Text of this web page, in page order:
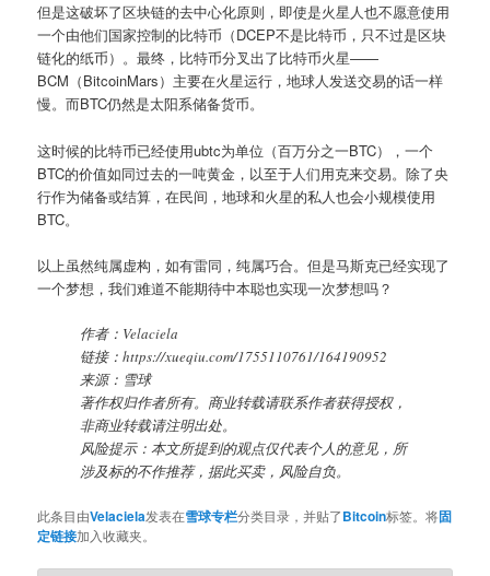
但是这破坏了区块链的去中心化原则，即使是火星人也不愿意使用
一个由他们国家控制的比特币（DCEP不是比特币，只不过是区块
链化的纸币）。最终，比特币分叉出了比特币火星——
BCM（BitcoinMars）主要在火星运行，地球人发送交易的话一样
慢。而BTC仍然是太阳系储备货币。
这时候的比特币已经使用ubtc为单位（百万分之一BTC），一个
BTC的价值如同过去的一吨黄金，以至于人们用克来交易。除了央
行作为储备或结算，在民间，地球和火星的私人也会小规模使用
BTC。
以上虽然纯属虚构，如有雷同，纯属巧合。但是马斯克已经实现了
一个梦想，我们难道不能期待中本聪也实现一次梦想吗？
作者：Velaciela
链接：https://xueqiu.com/1755110761/164190952
来源：雪球
著作权归作者所有。商业转载请联系作者获得授权，
非商业转载请注明出处。
风险提示：本文所提到的观点仅代表个人的意见，所
涉及标的不作推荐，据此买卖，风险自负。
此条目由Velaciela发表在雪球专栏分类目录，并贴了Bitcoin标签。将固
定链接加入收藏夹。